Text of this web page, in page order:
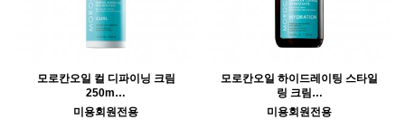
모로칸오일 컬 디파이닝 크림
250m…
미용회원전용
모로칸오일 하이드레이팅 스타일
링 크림…
미용회원전용